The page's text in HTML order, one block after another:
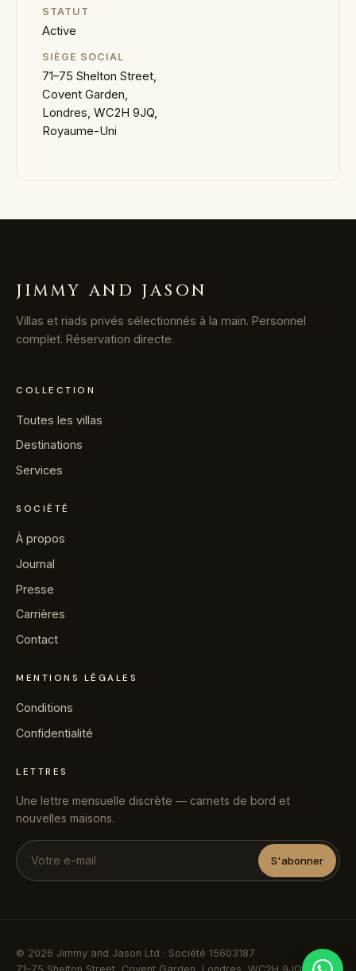
STATUT
Active
SIÈGE SOCIAL
71–75 Shelton Street,
Covent Garden,
Londres, WC2H 9JQ,
Royaume-Uni
JIMMY AND JASON
Villas et riads privés sélectionnés à la main. Personnel
complet. Réservation directe.
COLLECTION
Toutes les villas
Destinations
Services
SOCIÉTÉ
À propos
Journal
Presse
Carrières
Contact
MENTIONS LÉGALES
Conditions
Confidentialité
LETTRES
Une lettre mensuelle discrète — carnets de bord et
nouvelles maisons.
S'abonner
© 2026 Jimmy and Jason Ltd · Société 15603187